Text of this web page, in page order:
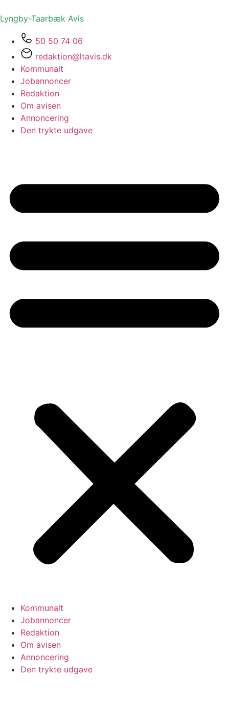
Lyngby-Taarbæk Avis
50 50 74 06
redaktion@ltavis.dk
Kommunalt
Jobannoncer
Redaktion
Om avisen
Annoncering
Den trykte udgave
Kommunalt
Jobannoncer
Redaktion
Om avisen
Annoncering
Den trykte udgave